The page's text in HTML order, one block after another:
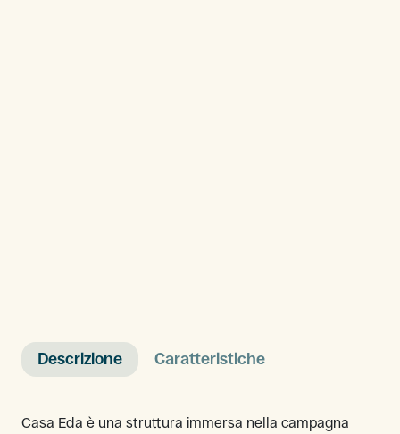
Descrizione Caratteristiche
Casa Eda è una struttura immersa nella campagna